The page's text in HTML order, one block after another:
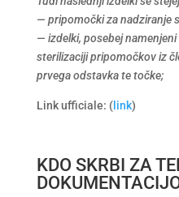
— pripomočki za nadziranje
— izdelki, posebej
sterilizaciji pripomočkov iz
prvega odstavka te točke;
Link ufficiale: (link)
KDO SKRBI ZA